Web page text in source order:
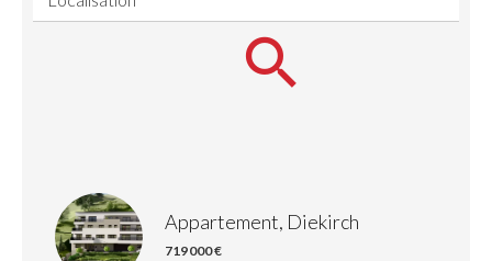
Appartement, Diekirch
719 000 €